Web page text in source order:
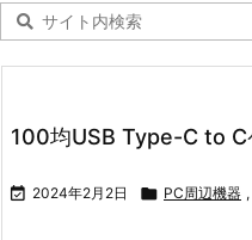
100均USB Type-C to C
 2024年2月2日  PC周辺機器 ,